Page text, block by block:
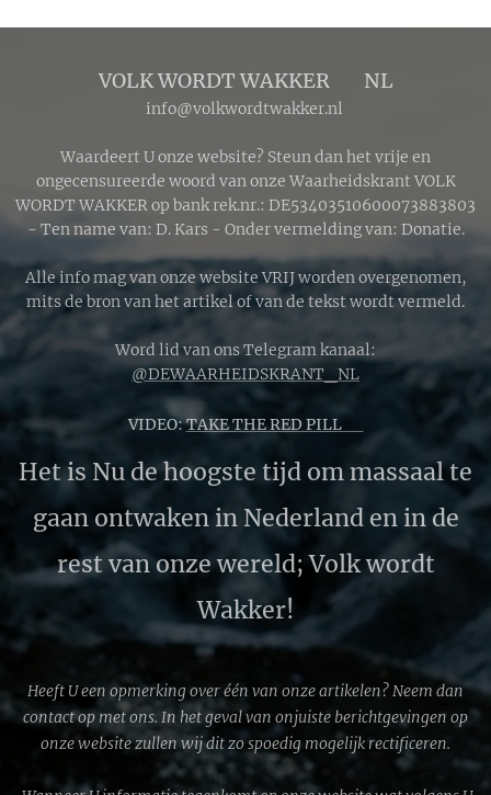
VOLK WORDT WAKKER 🔴 NL
info@volkwordtwakker.nl
Waardeert U onze website? Steun dan het vrije en
ongecensureerde woord van onze Waarheidskrant VOLK
WORDT WAKKER op bank rek.nr.: DE53403510600073883803
- Ten name van: D. Kars - Onder vermelding van: Donatie.
Alle info mag van onze website VRIJ worden overgenomen,
mits de bron van het artikel of van de tekst wordt vermeld.
Word lid van ons Telegram kanaal:
@DEWAARHEIDSKRANT_NL
VIDEO:TAKE THE RED PILL 🔴
Het is Nu de hoogste tijd om massaal te
gaan ontwaken in Nederland en in de
rest van onze wereld; Volk wordt
Wakker!
Heeft U een opmerking over één van onze artikelen? Neem dan
contact op met ons. In het geval van onjuiste berichtgevingen op
onze website zullen wij dit zo spoedig mogelijk rectificeren.